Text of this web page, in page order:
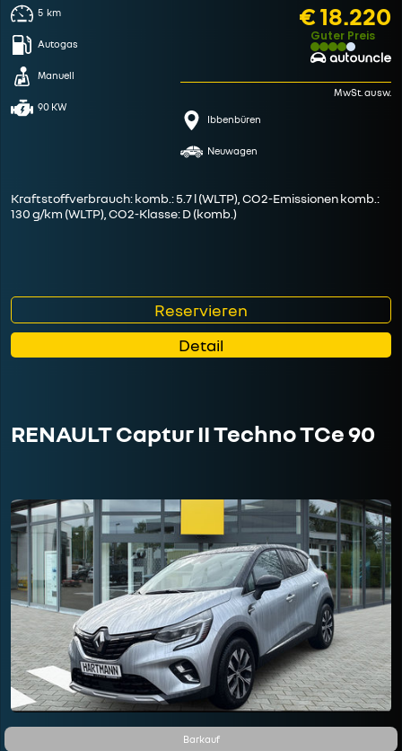
5 km
Autogas
Manuell
90 KW
€ 18.220
Guter Preis
MwSt. ausw.
Ibbenbüren
Neuwagen
Kraftstoffverbrauch: komb.: 5.7 l (WLTP), CO2-Emissionen komb.:
130 g/km (WLTP), CO2-Klasse: D (komb.)
Reservieren
Detail
RENAULT Captur II Techno TCe 90
Barkauf